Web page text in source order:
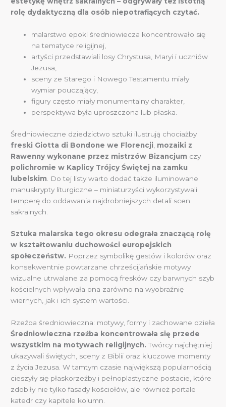
rolę dydaktyczną dla osób niepotrafiących czytać.
malarstwo epoki średniowiecza koncentrowało się
na tematyce religijnej,
artyści przedstawiali losy Chrystusa, Maryi i uczniów
Jezusa,
sceny ze Starego i Nowego Testamentu miały
wymiar pouczający,
figury często miały monumentalny charakter,
perspektywa była uproszczona lub płaska.
Średniowieczne dziedzictwo sztuki ilustrują chociażby
freski Giotta di Bondone we Florencji mozaiki z
Rawenny wykonane przez mistrzów Bizancjum czy
polichromie w Kaplicy Trójcy Świętej na zamku
lubelskim . Do tej listy warto dodać także iluminowane
manuskrypty liturgiczne – miniaturzyści wykorzystywali
temperę do oddawania najdrobniejszych detali scen
sakralnych.
Sztuka malarska tego okresu odegrała znaczącą rolę
w kształtowaniu duchowości europejskich
społeczeństw. Poprzez symbolikę gestów i kolorów oraz
konsekwentnie powtarzane chrześcijańskie motywy
wizualne utrwalane za pomocą fresków czy barwnych szyb
kościelnych wpływała ona zarówno na wyobraźnię
wiernych, jak i ich system wartości.
Rzeźba średniowieczna: motywy, formy i zachowane dzieła
Średniowieczna rzeźba koncentrowała się przede
wszystkim na motywach religijnych. Twórcy najchętniej
ukazywali świętych, sceny z Biblii oraz kluczowe momenty
z życia Jezusa. W tamtym czasie największą popularnością
cieszyły się płaskorzeźby i pełnoplastyczne postacie, które
zdobiły nie tylko fasady kościołów, ale również portale
katedr czy kapitele kolumn.